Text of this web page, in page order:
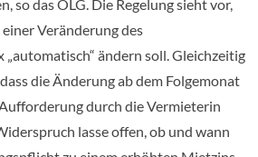
so das OLG. Die Regelung sieht vor,
Veränderung des
ändern soll. Gleichzeitig
die Änderung ab dem Folgemonat
durch die Vermieterin
lasse offen, ob und wann